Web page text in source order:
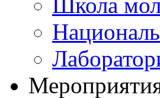
Школа